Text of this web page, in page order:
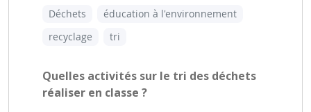
Déchets
éducation à l'environnement
recyclage
tri
Quelles activités sur le tri des déchets
réaliser en classe ?